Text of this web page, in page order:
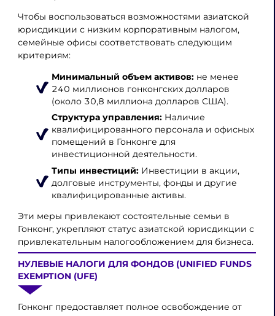
Чтобы воспользоваться возможностями азиатской
юрисдикции с низким корпоративным налогом,
семейные офисы соответствовать следующим
критериям:
Минимальный объем активов: не менее
240 миллионов гонконгских долларов
(около 30,8 миллиона долларов США).
Структура управления: Наличие
квалифицированного персонала и офисных
помещений в Гонконге для
инвестиционной деятельности.
Типы инвестиций: Инвестиции в акции,
долговые инструменты, фонды и другие
квалифицированные активы.
Эти меры привлекают состоятельные семьи в
Гонконг, укрепляют статус азиатской юрисдикции с
привлекательным налогообложением для бизнеса.
НУЛЕВЫЕ НАЛОГИ ДЛЯ ФОНДОВ (UNIFIED FUNDS
EXEMPTION (UFE)
Гонконг предоставляет полное освобождение от